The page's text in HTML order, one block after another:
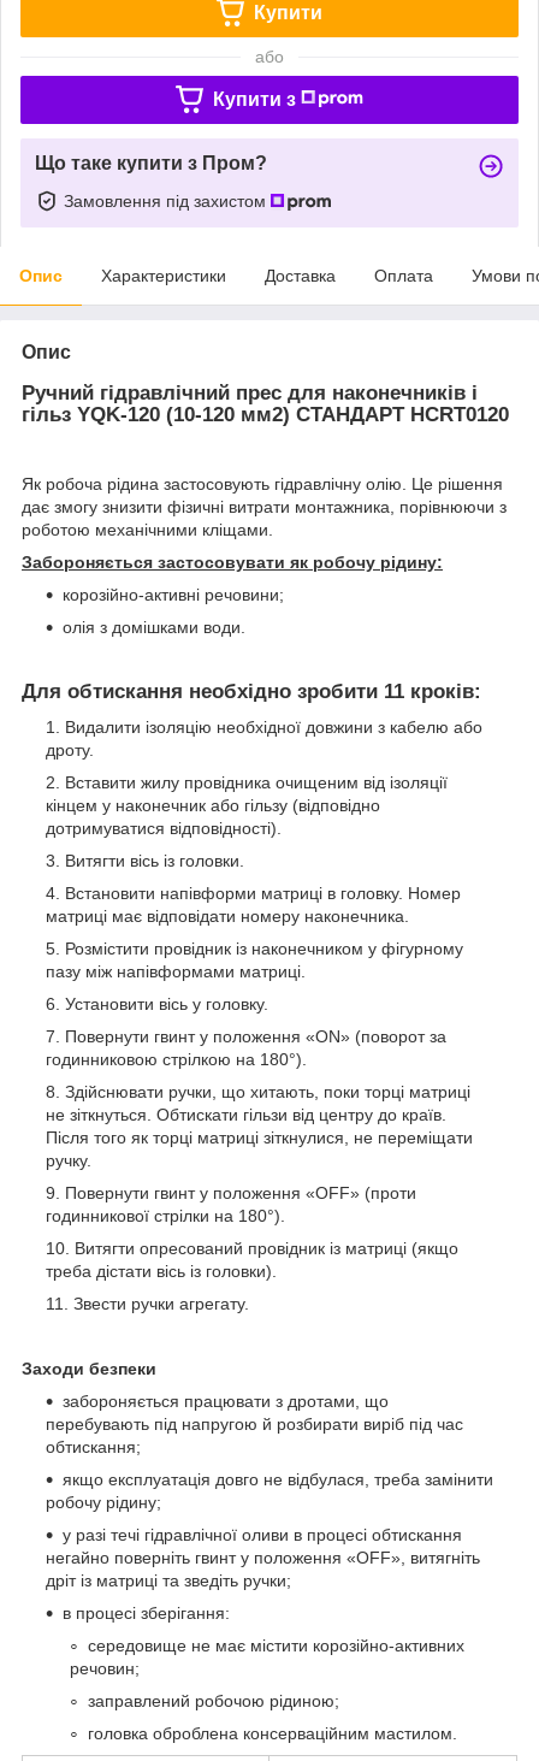
Купити
або
Купити з
Що таке купити з Пром?
Замовлення під захистом
Опис Характеристики Доставка Оплата Умови
Опис
Ручний гідравлічний прес для наконечників і
гільз YQK-120 (10-120 мм2) СТАНДАРТ HCRT0120
Як робоча рідина застосовують гідравлічну олію. Це рішення
дає змогу знизити фізичні витрати монтажника, порівнюючи з
роботою механічними кліщами.
Забороняється застосовувати як робочу рідину:
корозійно-активні речовини;
олія з домішками води.
Для обтискання необхідно зробити 11 кроків:
Видалити ізоляцію необхідної довжини з кабелю або
дроту.
Вставити жилу провідника очищеним від ізоляції
кінцем у наконечник або гільзу (відповідно
дотримуватися відповідності).
Витягти вісь із головки.
Встановити напівформи матриці в головку. Номер
матриці має відповідати номеру наконечника.
Розмістити провідник із наконечником у фігурному
пазу між напівформами матриці.
Установити вісь у головку.
Повернути гвинт у положення «ON» (поворот за
годинниковою стрілкою на 180°).
Здійснювати ручки, що хитають, поки торці матриці
не зіткнуться. Обтискати гільзи від центру до країв.
Після того як торці матриці зіткнулися, не переміщати
ручку.
Повернути гвинт у положення «OFF» (проти
годинникової стрілки на 180°).
Витягти опресований провідник із матриці (якщо
треба дістати вісь із головки).
Звести ручки агрегату.
Заходи безпеки
забороняється працювати з дротами, що
перебувають під напругою й розбирати виріб під час
обтискання;
якщо експлуатація довго не відбулася, треба замінити
робочу рідину;
у разі течі гідравлічної оливи в процесі обтискання
негайно поверніть гвинт у положення «OFF», витягніть
дріт із матриці та зведіть ручки;
в процесі зберігання:
середовище не має містити корозійно-активних
речовин;
заправлений робочою рідиною;
головка оброблена консерваційним мастилом.